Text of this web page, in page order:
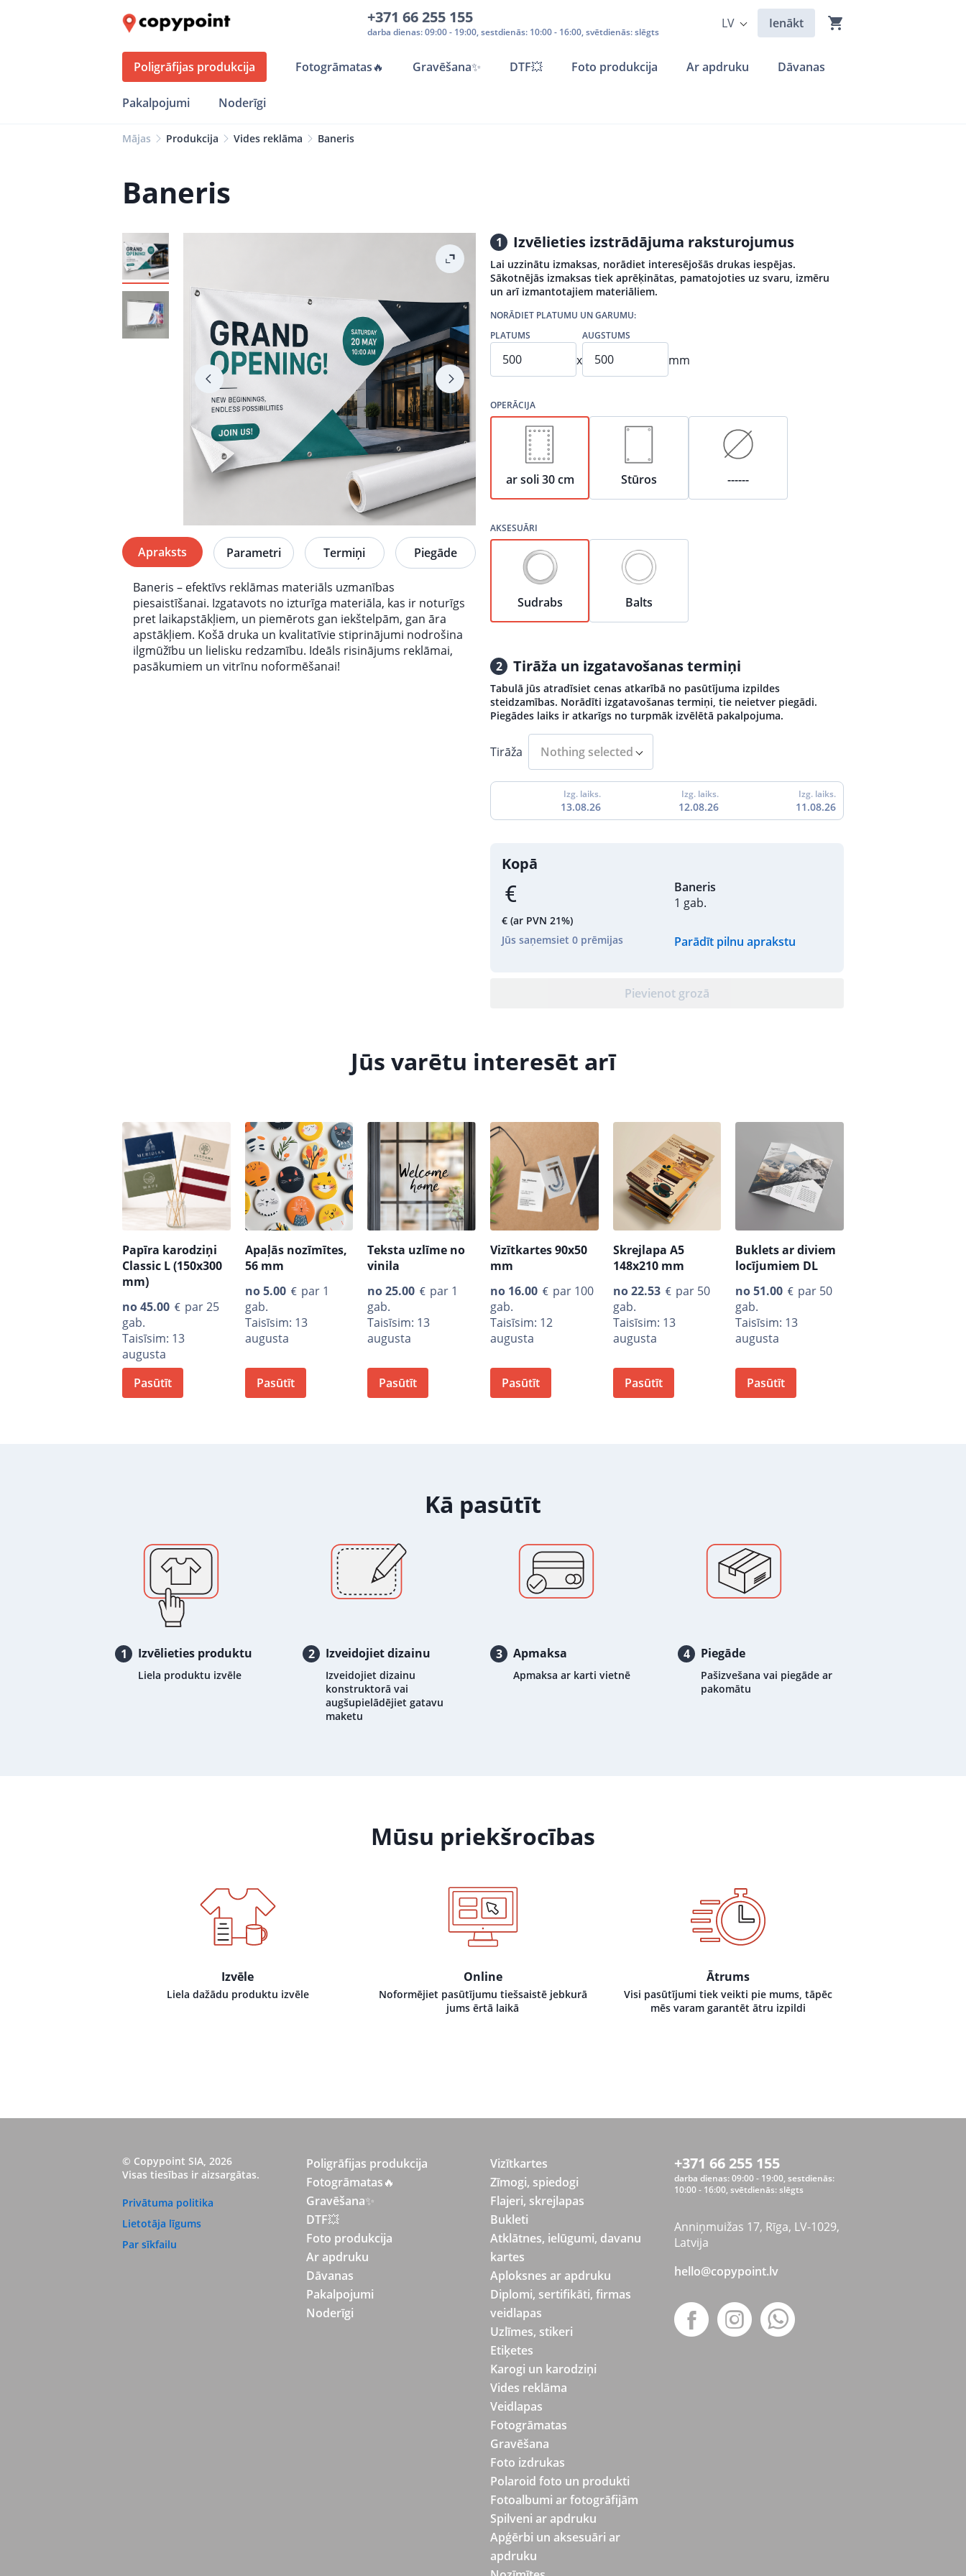
+371 66 255 155
darba dienas: 09:00 - 19:00, sestdienās: 10:00 - 16:00, svētdienās: slēgts
LV Ienākt
Poligrāfijas produkcija Fotogrāmatas🔥 Gravēšana✨ DTF💥 Foto produkcija Ar apdruku Dāvanas
Pakalpojumi Noderīgi
Mājas Produkcija Vides reklāma Baneris
Baneris
Apraksts Parametri Termiņi Piegāde
Baneris – efektīvs reklāmas materiāls uzmanības
piesaistīšanai. Izgatavots no izturīga materiāla, kas ir noturīgs
pret laikapstākļiem, un piemērots gan iekštelpām, gan āra
apstākļiem. Košā druka un kvalitatīvie stiprinājumi nodrošina
ilgmūžību un lielisku redzamību. Ideāls risinājums reklāmai,
pasākumiem un vitrīnu noformēšanai!
1 Izvēlieties izstrādājuma raksturojumus
Lai uzzinātu izmaksas, norādiet interesējošās drukas iespējas.
Sākotnējās izmaksas tiek aprēķinātas, pamatojoties uz svaru, izmēru
un arī izmantotajiem materiāliem.
NORĀDIET PLATUMU UN GARUMU:
PLATUMS
x
AUGSTUMS
mm
OPERĀCIJA
ar soli 30 cm Stūros ------
AKSESUĀRI
Sudrabs Balts
2 Tirāža un izgatavošanas termiņi
Tabulā jūs atradīsiet cenas atkarībā no pasūtījuma izpildes
steidzamības. Norādīti izgatavošanas termiņi, tie neietver piegādi.
Piegādes laiks ir atkarīgs no turpmāk izvēlētā pakalpojuma.
Tirāža Nothing selected
Izg. laiks.
13.08.26
Izg. laiks.
12.08.26
Izg. laiks.
11.08.26
Kopā
€ (ar PVN 21%)
Jūs saņemsiet 0 prēmijas
Baneris
1 gab.
Parādīt pilnu aprakstu
Pievienot grozā
Jūs varētu interesēt arī
Papīra karodziņi
Classic L (150x300
mm)
no45.00
par 25
gab.
Taisīsim: 13
augusta
Pasūtīt
Apaļās nozīmītes,
56 mm
no5.00
par 1
gab.
Taisīsim: 13
augusta
Pasūtīt
Teksta uzlīme no
vinila
no25.00
par 1
gab.
Taisīsim: 13
augusta
Pasūtīt
Vizītkartes 90x50
mm
no 16.00
par 100
gab.
Taisīsim: 12
augusta
Pasūtīt
Skrejlapa A5
148x210 mm
no22.53
par 50
gab.
Taisīsim: 13
augusta
Pasūtīt
Buklets ar diviem
locījumiem DL
no51.00
par 50
gab.
Taisīsim: 13
augusta
Pasūtīt
Kā pasūtīt
1 Izvēlieties produktu
Liela produktu izvēle
2 Izveidojiet dizainu
Izveidojiet dizainu
konstruktorā vai
augšupielādējiet gatavu
maketu
3 Apmaksa
Apmaksa ar karti vietnē
4 Piegāde
Pašizvešana vai piegāde ar
pakomātu
Mūsu priekšrocības
Izvēle
Liela dažādu produktu izvēle
Online
Noformējiet pasūtījumu tiešsaistē jebkurā
jums ērtā laikā
Ātrums
Visi pasūtījumi tiek veikti pie mums, tāpēc
mēs varam garantēt ātru izpildi
© Copypoint SIA, 2026
Visas tiesības ir aizsargātas.
Privātuma politika
Lietotāja līgums
Par sīkfailu
Poligrāfijas produkcija
Fotogrāmatas🔥
Gravēšana✨
DTF💥
Foto produkcija
Ar apdruku
Dāvanas
Pakalpojumi
Noderīgi
Vizītkartes
Zīmogi, spiedogi
Flajeri, skrejlapas
Bukleti
Atklātnes, ielūgumi, davanu
kartes
Aploksnes ar apdruku
Diplomi, sertifikāti, firmas
veidlapas
Uzlīmes, stikeri
Etiķetes
Karogi un karodziņi
Vides reklāma
Veidlapas
Fotogrāmatas
Gravēšana
Foto izdrukas
Polaroid foto un produkti
Fotoalbumi ar fotogrāfijām
Spilveni ar apdruku
Apģērbi un aksesuāri ar
apdruku
+371 66 255 155
darba dienas: 09:00 - 19:00, sestdienās:
10:00 - 16:00, svētdienās: slēgts
Anniņmuižas 17, Rīga, LV-1029,
Latvija
hello@copypoint.lv